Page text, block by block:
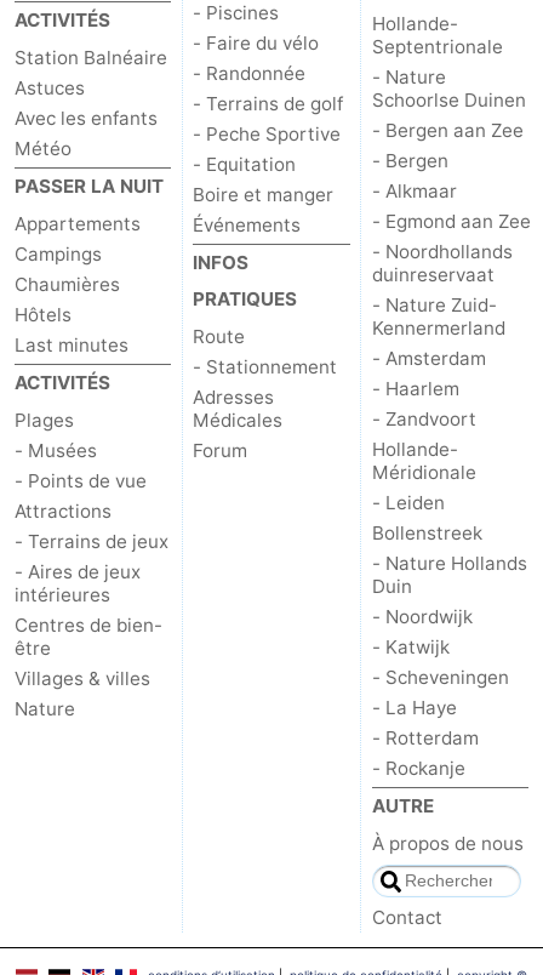
ACTIVITÉS
Station Balnéaire
Astuces
Avec les enfants
Météo
PASSER LA NUIT
Appartements
Campings
Chaumières
Hôtels
Last minutes
ACTIVITÉS
Plages
- Musées
- Points de vue
Attractions
- Terrains de jeux
- Aires de jeux
intérieures
Centres de bien-
être
Villages & villes
Nature
- Piscines
- Faire du vélo
- Randonnée
- Terrains de golf
- Peche Sportive
- Equitation
Boire et manger
Événements
INFOS
PRATIQUES
Route
- Stationnement
Adresses
Médicales
Forum
Hollande-
Septentrionale
- Nature
Schoorlse Duinen
- Bergen aan Zee
- Bergen
- Alkmaar
- Egmond aan Zee
- Noordhollands
duinreservaat
- Nature Zuid-
Kennermerland
- Amsterdam
- Haarlem
- Zandvoort
Hollande-
Méridionale
- Leiden
Bollenstreek
- Nature Hollands
Duin
- Noordwijk
- Katwijk
- Scheveningen
- La Haye
- Rotterdam
- Rockanje
AUTRE
À propos de nous
Contact